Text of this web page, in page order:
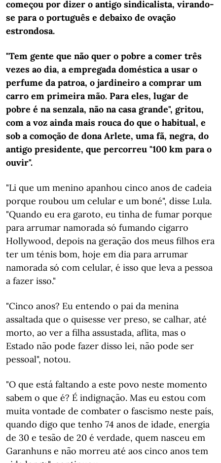
começou por dizer o antigo sindicalista, virando-
se para o português e debaixo de ovação
estrondosa.
"Tem gente que não quer o pobre a comer três
vezes ao dia, a empregada doméstica a usar o
perfume da patroa, o jardineiro a comprar um
carro em primeira mão. Para eles, lugar de
pobre é na senzala, não na casa grande", gritou,
com a voz ainda mais rouca do que o habitual, e
sob a comoção de dona Arlete, uma fã, negra, do
antigo presidente, que percorreu "100 km para o
ouvir".
"Li que um menino apanhou cinco anos de cadeia
porque roubou um celular e um boné", disse Lula.
"Quando eu era garoto, eu tinha de fumar porque
para arrumar namorada só fumando cigarro
Hollywood, depois na geração dos meus filhos era
ter um ténis bom, hoje em dia para arrumar
namorada só com celular, é isso que leva a pessoa
a fazer isso."
"Cinco anos? Eu entendo o pai da menina
assaltada que o quisesse ver preso, se calhar, até
morto, ao ver a filha assustada, aflita, mas o
Estado não pode fazer disso lei, não pode ser
pessoal", notou.
"O que está faltando a este povo neste momento
sabem o que é? É indignação. Mas eu estou com
muita vontade de combater o fascismo neste país,
quando digo que tenho 74 anos de idade, energia
de 30 e tesão de 20 é verdade, quem nasceu em
Garanhuns e não morreu até aos cinco anos tem